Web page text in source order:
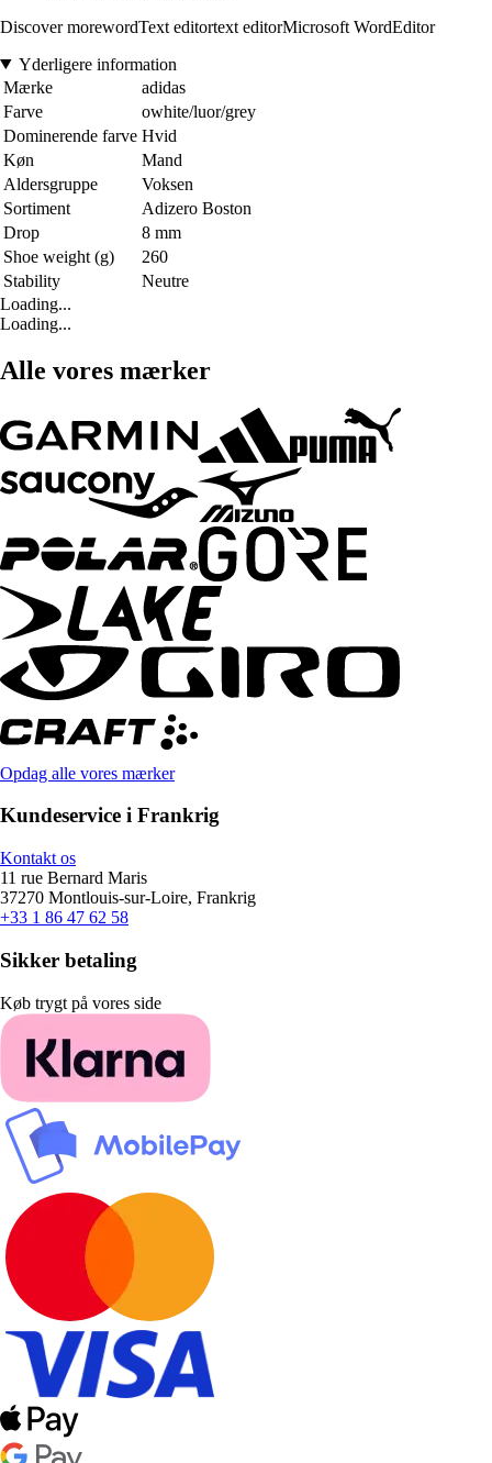
Discover morewordText editortext editorMicrosoft WordEditor
Yderligere information
Mærke
adidas
Farve
owhite/luor/grey
Dominerende farve Hvid
Køn
Mand
Aldersgruppe
Voksen
Sortiment
Adizero Boston
Drop
8 mm
Shoe weight (g)
260
Stability
Neutre
Loading...
Loading...
Alle vores mærker
Opdag alle vores mærker
Kundeservice i Frankrig
Kontakt os
11 rue Bernard Maris
37270 Montlouis-sur-Loire, Frankrig
+33 1 86 47 62 58
Sikker betaling
Køb trygt på vores side